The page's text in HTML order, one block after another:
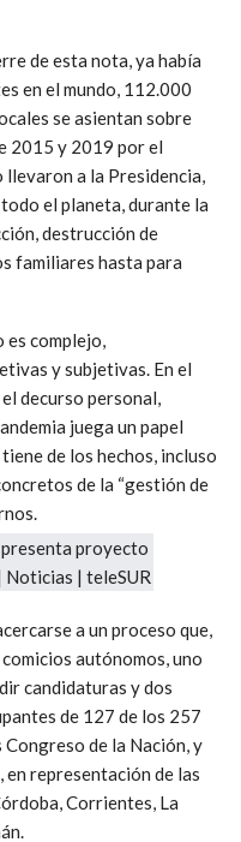
de esta nota, ya había
en el mundo, 112.000
se asientan sobre
2015 y 2019 por el
a la Presidencia,
el planeta, durante la
destrucción de
familiares hasta para
es complejo,
y subjetivas. En el
decurso personal,
juega un papel
de los hechos, incluso
de la “gestión de
a un proceso que,
autónomos, uno
candidaturas y dos
de 127 de los 257
de la Nación, y
en representación de las
Corrientes, La